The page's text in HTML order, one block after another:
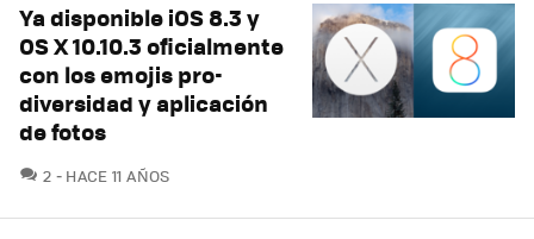
Ya disponible iOS 8.3 y
OS X 10.10.3 oficialmente
con los emojis pro-
diversidad y aplicación
de fotos
2 COMENTARIOS
HACE 11 AÑOS